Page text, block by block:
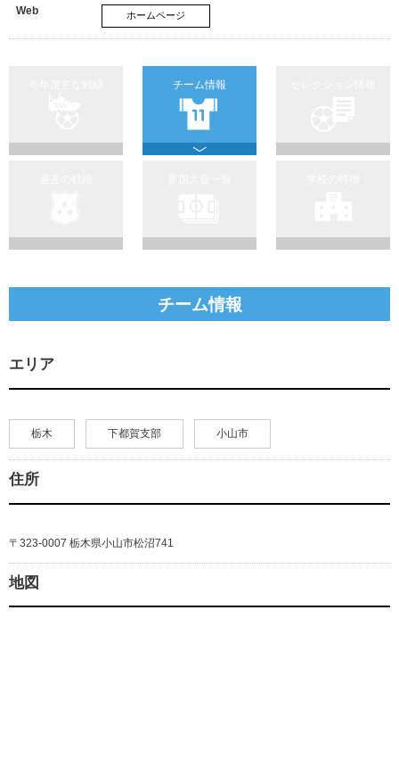
Web ホームページ
チーム情報
チーム情報
エリア
栃木 下都賀支部 小山市
住所
〒323-0007 栃木県小山市松沼741
地図